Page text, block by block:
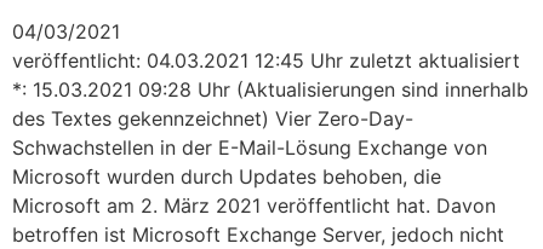
04/03/2021
veröffentlicht: 04.03.2021 12:45 Uhr zuletzt aktualisiert
*: 15.03.2021 09:28 Uhr (Aktualisierungen sind innerhalb
des Textes gekennzeichnet) Vier Zero-Day-
Schwachstellen in der E-Mail-Lösung Exchange von
Microsoft wurden durch Updates behoben, die
Microsoft am 2. März 2021 veröffentlicht hat. Davon
betroffen ist Microsoft Exchange Server, jedoch nicht